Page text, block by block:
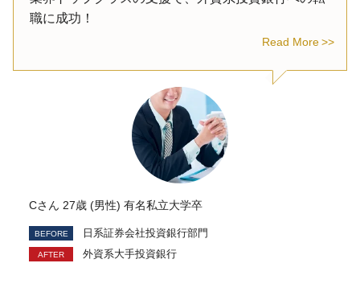
職に成功！
Read More
Cさん 27歳 (男性) 有名私立大学卒
日系証券会社投資銀行部門
外資系大手投資銀行